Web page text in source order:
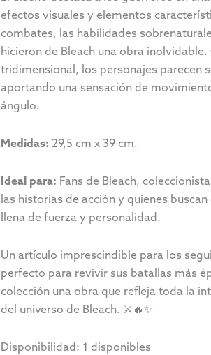
efectos visuales y elementos
combates, las habilidades
hicieron de Bleach una obra inolvidable.
tridimensional, los personajes parecen
aportando una sensación de
ángulo.
Medidas: 29,5 cm x 39 cm.
Ideal para: Fans de Bleach,
las historias de acción y quienes
llena de fuerza y personalidad.
Un artículo imprescindible para los
perfecto para revivir sus batallas más
colección una obra que refleja toda la
del universo de Bleach. ⚔️🔥✨
Disponibilidad: 1 disponibles